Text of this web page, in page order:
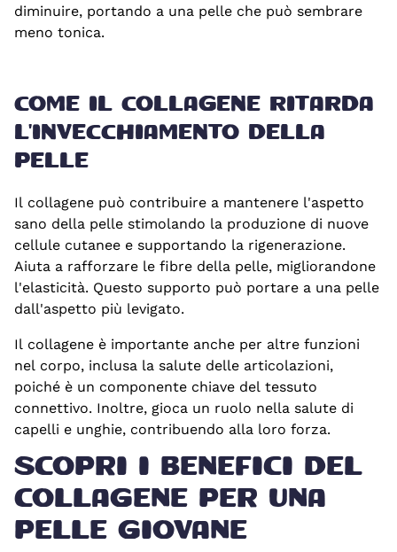
diminuire, portando a una pelle che può sembrare
meno tonica.
COME IL COLLAGENE RITARDA
L'INVECCHIAMENTO DELLA
PELLE
Il collagene può contribuire a mantenere l'aspetto
sano della pelle stimolando la produzione di nuove
cellule cutanee e supportando la rigenerazione.
Aiuta a rafforzare le fibre della pelle, migliorandone
l'elasticità. Questo supporto può portare a una pelle
dall'aspetto più levigato.
Il collagene è importante anche per altre funzioni
nel corpo, inclusa la salute delle articolazioni,
poiché è un componente chiave del tessuto
connettivo. Inoltre, gioca un ruolo nella salute di
capelli e unghie, contribuendo alla loro forza.
SCOPRI I BENEFICI DEL
COLLAGENE PER UNA
PELLE GIOVANE